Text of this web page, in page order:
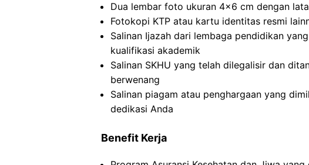
Dua lembar foto ukuran 4×6 cm dengan
Fotokopi KTP atau kartu identitas resmi
Salinan Ijazah dari lembaga pendidikan
kualifikasi akademik
Salinan SKHU yang telah dilegalisir dan
berwenang
Salinan piagam atau penghargaan yang
dedikasi Anda
Benefit Kerja